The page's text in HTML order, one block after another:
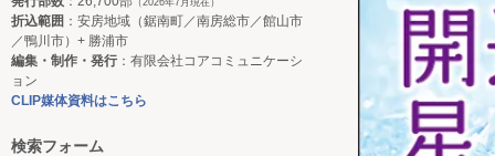
折込範囲 ：安房地域（鋸南町／南房総市／館山市
／鴨川市）+ 勝浦市
編集・制作・発行：有限会社コアコミュニケーシ
ョン
CLIP媒体資料はこちら
検索フォーム